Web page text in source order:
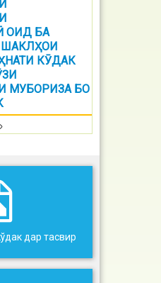
ОИД БА
КӮДАК
МУБОРИЗА БО
дар тасвир